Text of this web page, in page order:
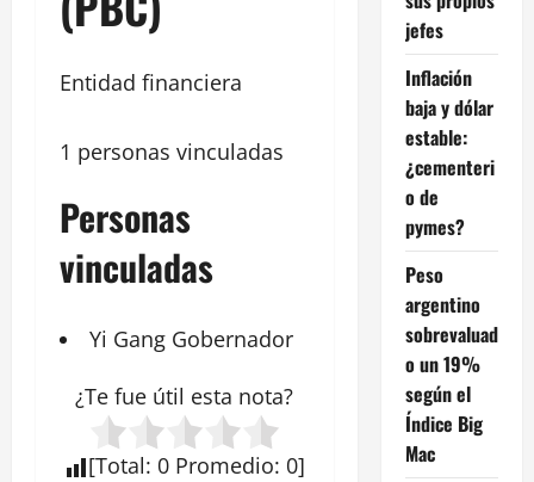
Entidad financiera
1 personas vinculadas
Personas
vinculadas
Yi Gang Gobernador
¿Te fue útil esta nota?
[Total: 0 Promedio: 0]
jefes
Inflación
baja y dólar
estable:
¿cementeri
o de
pymes?
Peso
argentino
sobrevaluad
o un 19%
según el
Índice Big
Mac